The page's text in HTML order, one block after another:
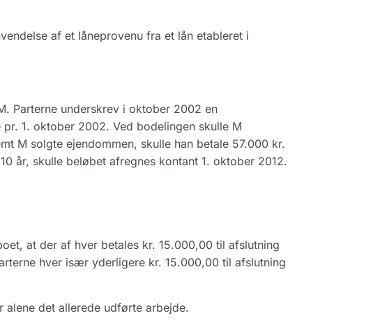
af et låneprovenu fra et lån etableret i
Parterne underskrev i oktober 2002 en
1. oktober 2002. Ved bodelingen skulle M
M solgte ejendommen, skulle han betale 57.000 kr.
år, skulle beløbet afregnes kontant 1. oktober 2012.
at der af hver betales kr. 15.000,00 til afslutning
hver især yderligere kr. 15.000,00 til afslutning
det allerede udførte arbejde.